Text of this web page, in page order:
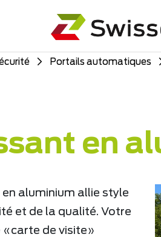
Portails automatiques
en
aluminium allie style
et de la qualité. Votre
«carte de visite»